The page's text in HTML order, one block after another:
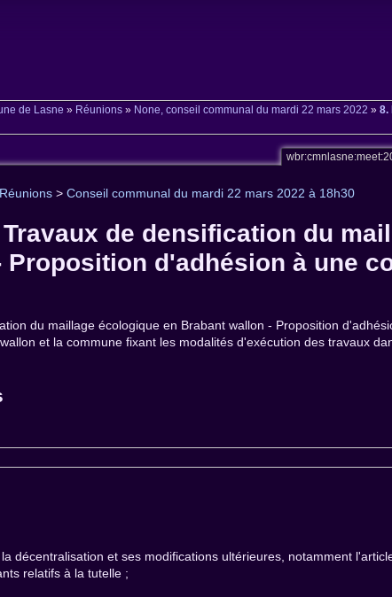
de Lasne » Réunions » None, conseil communal du mardi 22 mars 2022 »8.
Réunions >Conseil communal du mardi 22 mars 2022 à 18h30
de densification du
Proposition d'adhésion à une
du maillage écologique en Brabant wallon - Proposition
et la commune fixant les modalités d'exécution des travaux
décentralisation et ses modifications ultérieures, notamment
relatifs à la tutelle ;